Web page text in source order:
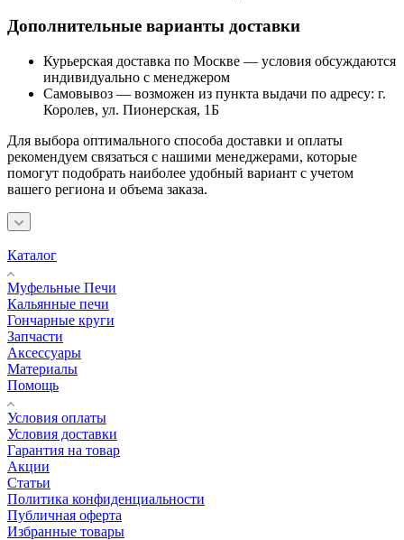
Дополнительные варианты доставки
Курьерская доставка по Москве — условия обсуждаются
индивидуально с менеджером
Самовывоз — возможен из пункта выдачи по адресу: г.
Королев, ул. Пионерская, 1Б
Для выбора оптимального способа доставки и оплаты
рекомендуем связаться с нашими менеджерами, которые
помогут подобрать наиболее удобный вариант с учетом
вашего региона и объема заказа.
Каталог
Муфельные Печи
Кальянные печи
Гончарные круги
Запчасти
Аксессуары
Материалы
Помощь
Условия оплаты
Условия доставки
Гарантия на товар
Акции
Статьи
Политика конфиденциальности
Публичная оферта
Избранные товары